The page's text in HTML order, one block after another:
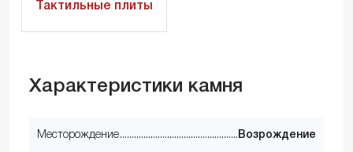
Тактильные плиты
Характеристики камня
Месторождение Возрождение